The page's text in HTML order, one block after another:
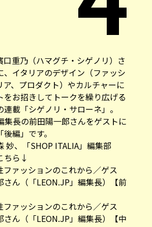
口重乃（ハマグチ・シゲノリ）さ
、イタリアのデザイン（ファッシ
ア、プロダクト）やカルチャーに
をお招きしてトークを繰り広げる
載「シゲノリ・サローネ」。
集長の前田陽一郎さんをゲストに
編」です。
妙、「SHOP ITALIA」編集部
ちら↓
ファッションのこれから／ゲス
さん（「LEON.JP」編集長）【前
ファッションのこれから／ゲス
さん（「LEON.JP」編集長）【中